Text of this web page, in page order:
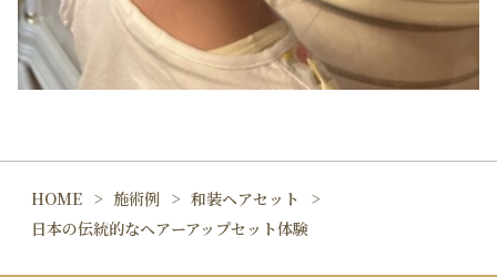
HOME 施術例
和装ヘアセット
日本の伝統的なヘアーアップセット体験